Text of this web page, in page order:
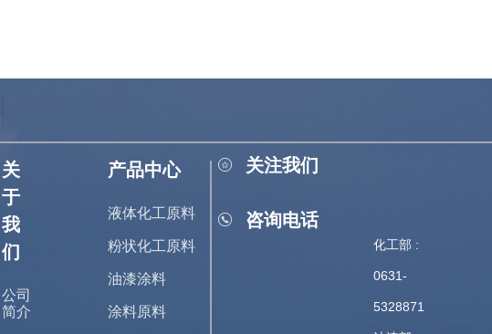
关
于
我
们
公司
简介
产品中心
液体化工原料
粉状化工原料
油漆涂料
涂料原料
关注我们
咨询电话
化工部 :
0631-
5328871